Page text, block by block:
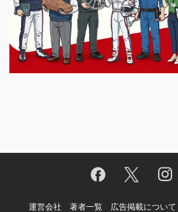
運営会社 著者一覧 広告掲載について